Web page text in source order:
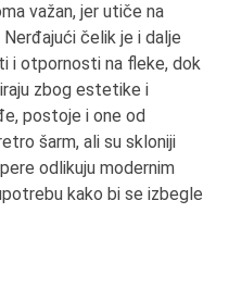
važan, jer utiče na
čelik je i dalje
i otpornosti na fleke, dok
zbog estetike i
postoje i one od
šarm, ali su skloniji
odlikuju modernim
kako bi se izbegle